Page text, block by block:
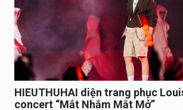
HIEUTHUHAI diện trang phục
concert “Mắt Nhắm Mắt Mở”